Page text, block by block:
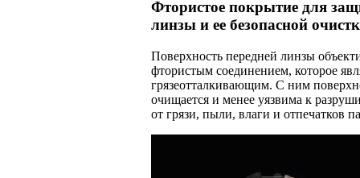
Фтористое покрытие для
линзы и ее безопасной
Поверхность передней линзы
фтористым соединением, которое
грязеотталкивающим. С ним
очищается и менее уязвима к
от грязи, пыли, влаги и отпечатков